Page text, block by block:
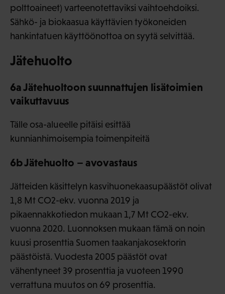
polttoaineet) varteenotettaviksi vaihtoehdoiksi.
Sähkö- ja biokaasua käyttävien työkoneiden
hankintatuen käyttöönottoa on syytä selvittää.
Jätehuolto
6a Jätehuoltoon suunnattujen lisätoimien
vaikuttavuus
Tälle osa-alueelle pitäisi esittää
kunnianhimoisempia toimenpiteitä
6b Jätehuolto – avovastaus
Jätteiden käsittelyn kasvihuonekaasupäästöt olivat
1,8 Mt CO2-ekv. vuonna 2019 ja
pikaennakkotiedon mukaan 1,7 Mt CO2-ekv.
vuonna 2020. Luonnoksen mukaan tämä on noin
kuusi prosenttia Suomen taakanjakosektorin
päästöistä. Vuodesta 2005 päästöt ovat
vähentyneet 39 prosenttia ja vuoteen 1990
verrattuna muutos on 69 prosenttia.